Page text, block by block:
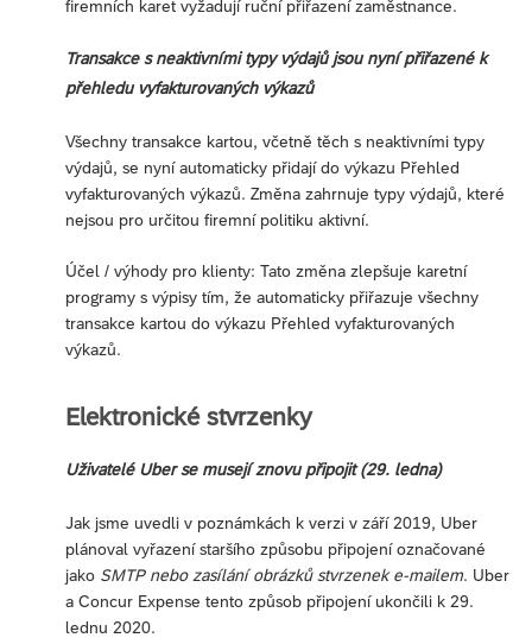
firemních karet vyžadují ruční přiřazení zaměstnance.
Transakce s neaktivními typy výdajů jsou nyní přiřazené k
přehledu vyfakturovaných výkazů
Všechny transakce kartou, včetně těch s neaktivními typy
výdajů, se nyní automaticky přidají do výkazu Přehled
vyfakturovaných výkazů. Změna zahrnuje typy výdajů, které
nejsou pro určitou firemní politiku aktivní.
Účel / výhody pro klienty: Tato změna zlepšuje karetní
programy s výpisy tím, že automaticky přiřazuje všechny
transakce kartou do výkazu Přehled vyfakturovaných
výkazů.
Elektronické stvrzenky
Uživatelé Uber se musejí znovu připojit (29. ledna)
Jak jsme uvedli v poznámkách k verzi v září 2019, Uber
plánoval vyřazení staršího způsobu připojení označované
jako SMTP nebo zasílání obrázků stvrzenek e-mailem. Uber
a Concur Expense tento způsob připojení ukončili k 29.
lednu 2020.